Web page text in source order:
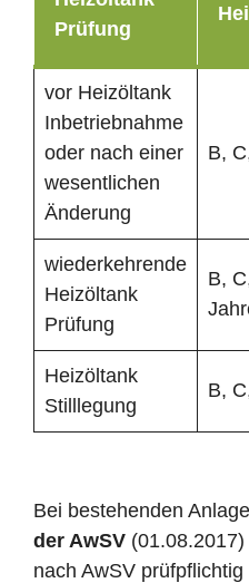
Prüfung
vor Heizöltank
Inbetriebnahme
oder nach einer
wesentlichen
Änderung
B,
wiederkehrende
Heizöltank
Prüfung
B,
Heizöltank
Stilllegung
B,
Bei bestehenden
der AwSV
nach AwSV prüfpflichtig